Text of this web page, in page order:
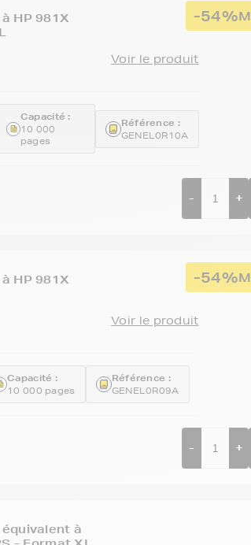
-54%
HP 981X
Voir le produit
Capacité :
10 000
pages
Référence :
GENEL0R10A
- +
-54%
HP 981X
Voir le produit
Capacité :
10 000 pages
Référence :
GENEL0R09A
- +
à